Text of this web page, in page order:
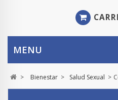
MENU
> Bienestar > Salud Sexual >